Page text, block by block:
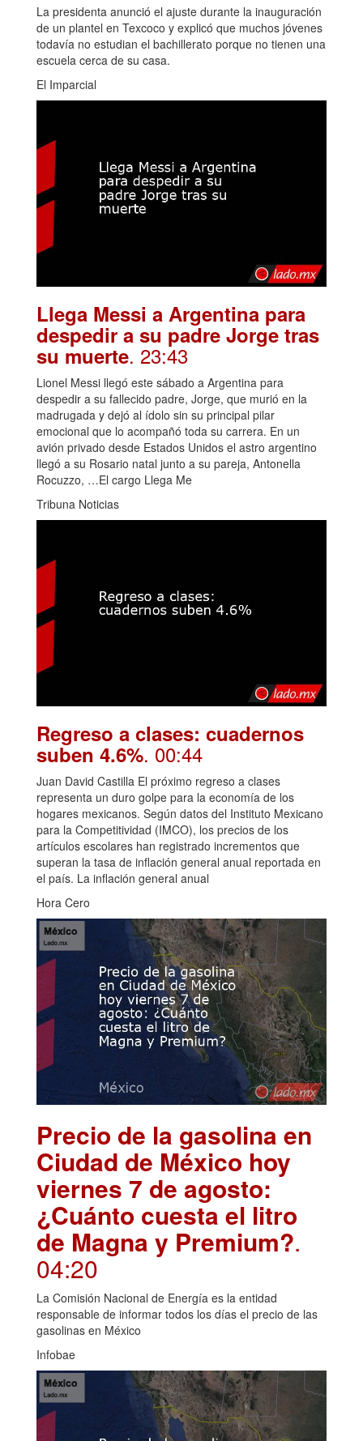
La presidenta anunció el ajuste durante la inauguración
de un plantel en Texcoco y explicó que muchos jóvenes
todavía no estudian el bachillerato porque no tienen una
escuela cerca de su casa.
El Imparcial
Llega Messi a Argentina para
despedir a su padre Jorge tras
su muerte. 23:43
Lionel Messi llegó este sábado a Argentina para
despedir a su fallecido padre, Jorge, que murió en la
madrugada y dejó al ídolo sin su principal pilar
emocional que lo acompañó toda su carrera. En un
avión privado desde Estados Unidos el astro argentino
llegó a su Rosario natal junto a su pareja, Antonella
Rocuzzo, …El cargo Llega Me
Tribuna Noticias
Regreso a clases: cuadernos
suben 4.6%. 00:44
Juan David Castilla El próximo regreso a clases
representa un duro golpe para la economía de los
hogares mexicanos. Según datos del Instituto Mexicano
para la Competitividad (IMCO), los precios de los
artículos escolares han registrado incrementos que
superan la tasa de inflación general anual reportada en
el país. La inflación general anual
Hora Cero
Precio de la gasolina en
Ciudad de México hoy
viernes 7 de agosto:
¿Cuánto cuesta el litro
de Magna y Premium?.
04:20
La Comisión Nacional de Energía es la entidad
responsable de informar todos los días el precio de las
gasolinas en México
Infobae